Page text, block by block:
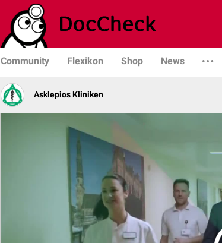
Community Flexikon Shop News
Asklepios Kliniken